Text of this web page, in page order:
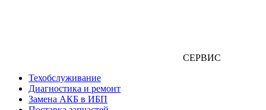
СЕРВИС
Техобслуживание
Диагностика и ремонт
Замена АКБ в ИБП